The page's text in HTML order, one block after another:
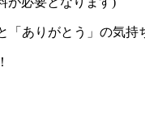
「ありがとう」の気持